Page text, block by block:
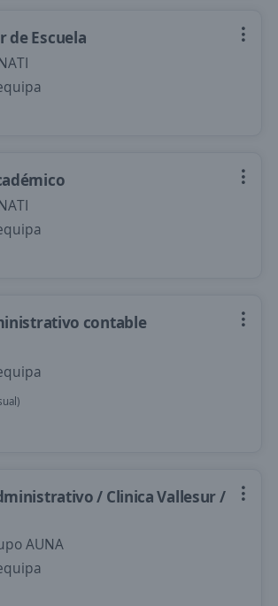
de Escuela
contable
/ Clinica Vallesur /
AUNA